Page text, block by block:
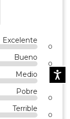
Excelente
0
Bueno
0
Medio
Pobre
0
Terrible
0